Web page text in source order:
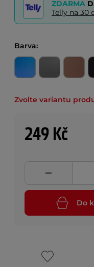
ZDARMA
Telly na 30
Barva:
Zvolte variantu
249 Kč
Do